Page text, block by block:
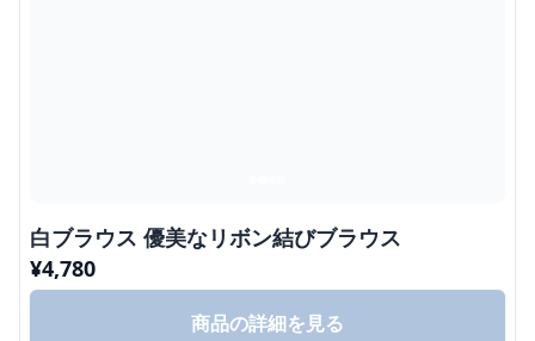
白ブラウス 優美なリボン結びブラウス
¥4,780
商品の詳細を見る